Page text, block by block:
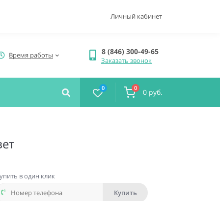
Личный кабинет
Время работы 8 (846) 300-49-65
Заказать звонок
0 0 0 руб.
в один клик
Купить